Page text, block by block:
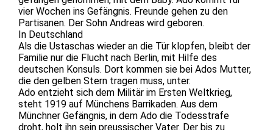
vier Wochen ins Gefängnis. Freunde gehen zu den
Partisanen. Der Sohn Andreas wird geboren.
In Deutschland
Als die Ustaschas wieder an die Tür klopfen, bleibt der
Familie nur die Flucht nach Berlin, mit Hilfe des
deutschen Konsuls. Dort kommen sie bei Ados Mutter,
die den gelben Stern tragen muss, unter.
Ado entzieht sich dem Militär im Ersten Weltkrieg,
steht 1919 auf Münchens Barrikaden. Aus dem
Münchner Gefängnis, in dem Ado die Todesstrafe
droht, holt ihn sein preussischer Vater. Der bis zu